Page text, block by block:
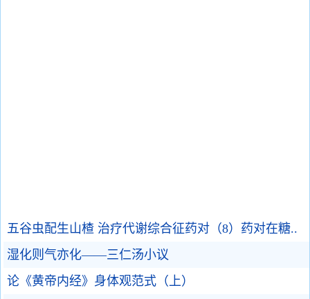
五谷虫配生山楂 治疗代谢综合征药对（8）药对在糖..
湿化则气亦化——三仁汤小议
论《黄帝内经》身体观范式（上）